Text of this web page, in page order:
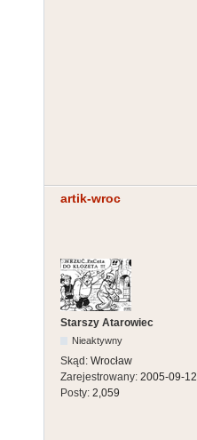
artik-wroc
Starszy Atarowiec
Nieaktywny
Skąd: Wrocław
Zarejestrowany: 2005-09-12
Posty: 2,059